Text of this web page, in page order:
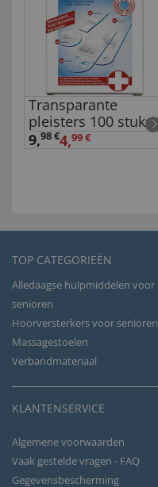
Transparante
pleisters 100 stuks
9,98 €4,99 €
TOP CATEGORIEËN
Alledaagse hulpmiddelen voor
senioren
Hoorversterkers voor senioren
Massagestoelen
Verbandmateriaal
KLANTENSERVICE
Algemene voorwaarden
Vaak gestelde vragen - FAQ
Gegevensbescherming